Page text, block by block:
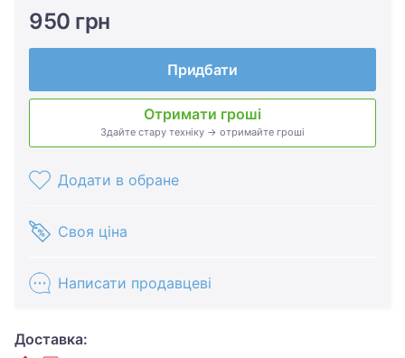
950 грн
Придбати
Отримати гроші
Здайте стару техніку → отримайте гроші
Додати в обране
Своя ціна
Написати продавцеві
Доставка: